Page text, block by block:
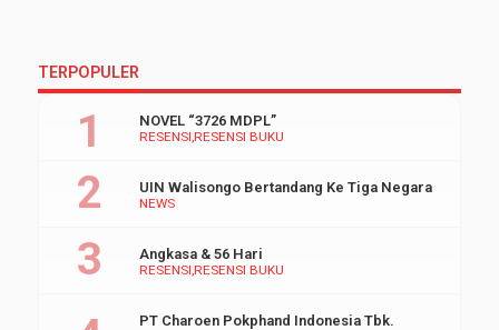
TERPOPULER
RESENSI RESENSI BUKU
NOVEL “3726 MDPL”
NEWS
UIN Walisongo Bertandang Ke Tiga Negara
RESENSI RESENSI BUKU
Angkasa & 56 Hari
PT Charoen Pokphand Indonesia Tbk.